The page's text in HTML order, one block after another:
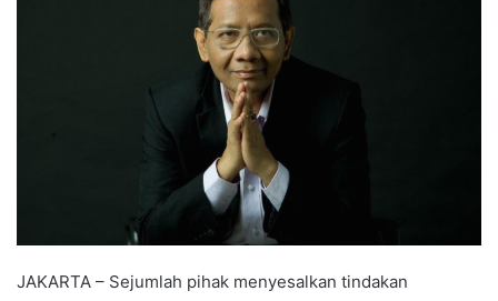
JAKARTA – Sejumlah pihak menyesalkan tindakan